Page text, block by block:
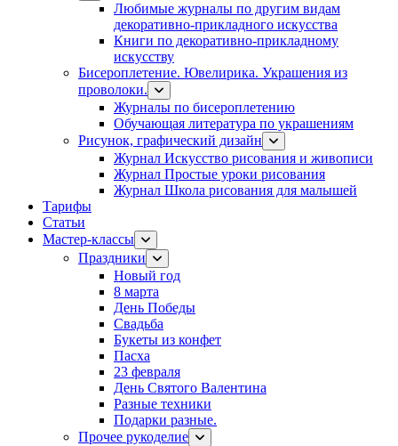
Любимые журналы по другим видам
декоративно-прикладного искусства
Книги по декоративно-прикладному
искусству
Бисероплетение. Ювелирика. Украшения из
проволоки.
Журналы по бисероплетению
Обучающая литература по украшениям
Рисунок, графический дизайн
Журнал Искусство рисования и живописи
Журнал Простые уроки рисования
Журнал Школа рисования для малышей
Тарифы
Статьи
Мастер-классы
Праздники
Новый год
8 марта
День Победы
Свадьба
Букеты из конфет
Пасха
23 февраля
День Святого Валентина
Разные техники
Подарки разные.
Прочее рукоделие